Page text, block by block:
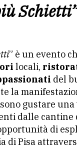
” è un evento
locali,
del
la
gustare
dalle cantine
di
di Pisa